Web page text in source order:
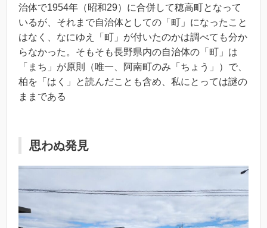
治体で1954年（昭和29）に合併して穂高町となって
いるが、それまで自治体としての「町」になったこと
はなく、なにゆえ「町」が付いたのかは調べても分か
らなかった。そもそも長野県内の自治体の「町」は
「まち」が原則（唯一、阿南町のみ「ちょう」）で、
柏を「はく」と読んだことも含め、私にとっては謎の
ままである
思わぬ発見